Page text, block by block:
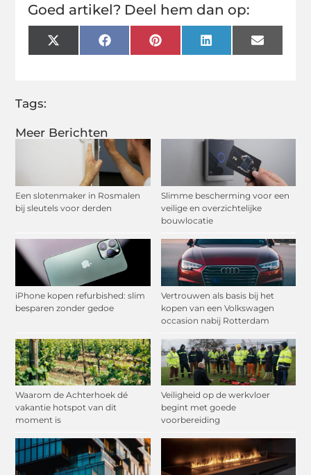
Meer Berichten
Een slotenmaker in Rosmalen
bij sleutels voor derden
Slimme bescherming voor een
veilige en overzichtelijke
bouwlocatie
iPhone kopen refurbished: slim
besparen zonder gedoe
Vertrouwen als basis bij het
kopen van een Volkswagen
occasion nabij Rotterdam
Waarom de Achterhoek dé
vakantie hotspot van dit
moment is
Veiligheid op de werkvloer
begint met goede
voorbereiding
Goed artikel? Deel hem dan op:
X
(Twitter)
FacebookPinterestLinkedInEmail
Tags: